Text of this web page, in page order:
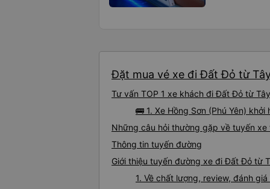
Đặt mua vé xe đi Đất Đỏ từ
Tư vấn TOP 1 xe khách đi Đất Đỏ từ
🚌 1. Xe Hồng Sơn (Phú Yên)
Những câu hỏi thường gặp về tuyến
Thông tin tuyến đường
Giới thiệu tuyến đường xe đi Đất Đỏ từ
1. Về chất lượng, review, đánh